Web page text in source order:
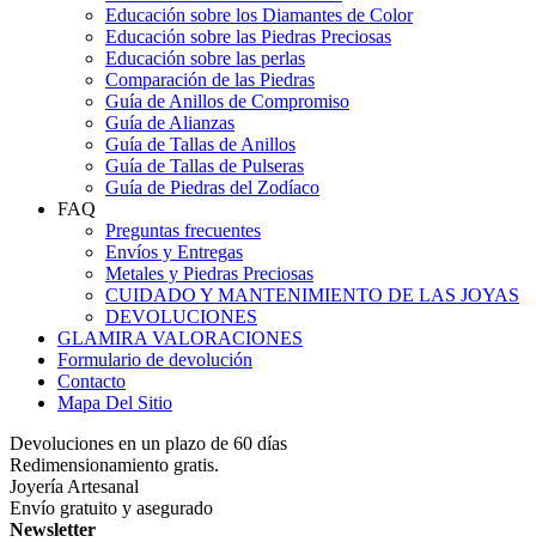
Educación sobre los Diamantes de Color
Educación sobre las Piedras Preciosas
Educación sobre las perlas
Comparación de las Piedras
Guía de Anillos de Compromiso
Guía de Alianzas
Guía de Tallas de Anillos
Guía de Tallas de Pulseras
Guía de Piedras del Zodíaco
FAQ
Preguntas frecuentes
Envíos y Entregas
Metales y Piedras Preciosas
CUIDADO Y MANTENIMIENTO DE LAS JOYAS
DEVOLUCIONES
GLAMIRA VALORACIONES
Formulario de devolución
Contacto
Mapa Del Sitio
Devoluciones en un plazo de 60 días
Redimensionamiento gratis.
Joyería Artesanal
Envío gratuito y asegurado
Newsletter